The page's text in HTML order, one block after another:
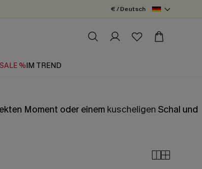
€ / Deutsch
SALE %IM TREND
Moment oder einem kuscheligen Schal und